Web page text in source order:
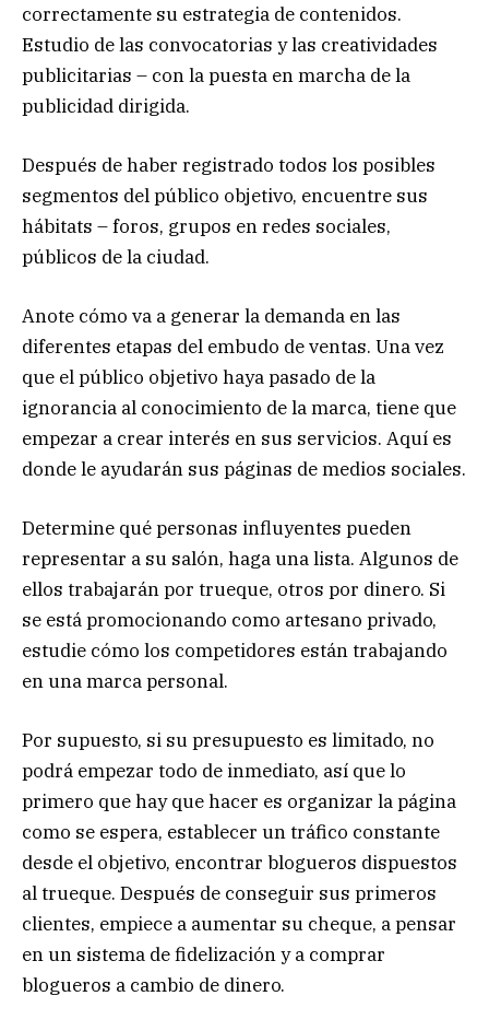
correctamente su estrategia de contenidos.
Estudio de las convocatorias y las creatividades
publicitarias – con la puesta en marcha de la
publicidad dirigida.
Después de haber registrado todos los posibles
segmentos del público objetivo, encuentre sus
hábitats – foros, grupos en redes sociales,
públicos de la ciudad.
Anote cómo va a generar la demanda en las
diferentes etapas del embudo de ventas. Una vez
que el público objetivo haya pasado de la
ignorancia al conocimiento de la marca, tiene que
empezar a crear interés en sus servicios. Aquí es
donde le ayudarán sus páginas de medios sociales.
Determine qué personas influyentes pueden
representar a su salón, haga una lista. Algunos de
ellos trabajarán por trueque, otros por dinero. Si
se está promocionando como artesano privado,
estudie cómo los competidores están trabajando
en una marca personal.
Por supuesto, si su presupuesto es limitado, no
podrá empezar todo de inmediato, así que lo
primero que hay que hacer es organizar la página
como se espera, establecer un tráfico constante
desde el objetivo, encontrar blogueros dispuestos
al trueque. Después de conseguir sus primeros
clientes, empiece a aumentar su cheque, a pensar
en un sistema de fidelización y a comprar
blogueros a cambio de dinero.